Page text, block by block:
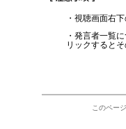
・視聴画面右
・発言者一覧
リックすると
このペー